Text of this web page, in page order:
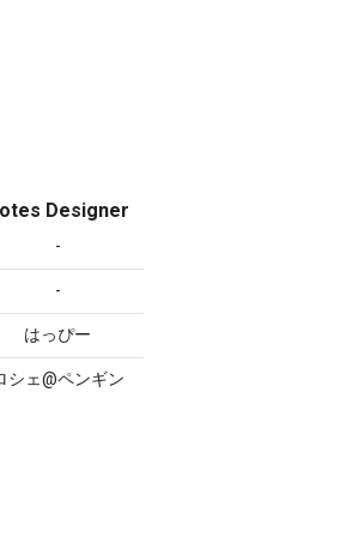
Designer
-
-
はっぴー
シェ@ペンギン